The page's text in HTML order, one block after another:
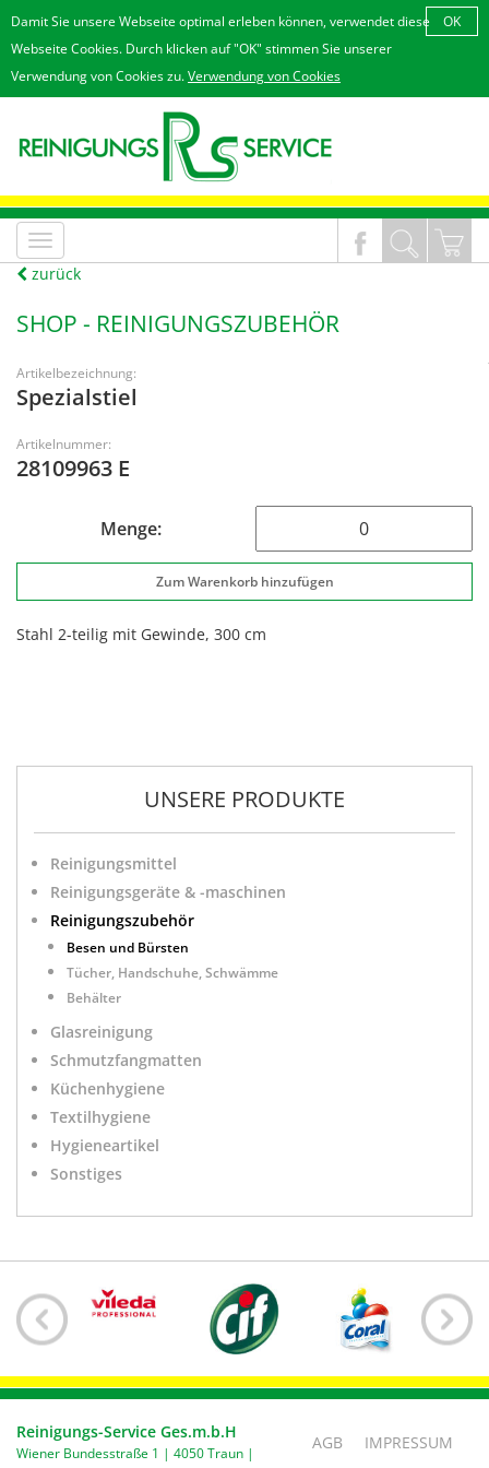
Damit Sie unsere Webseite optimal erleben können, verwendet diese
Webseite Cookies. Durch klicken auf "OK" stimmen Sie unserer
Verwendung von Cookies zu.Verwendung von Cookies
OK
MenÃ¼
an/aus
zurück
SHOP - REINIGUNGSZUBEHÖR
Artikelbezeichnung:
Spezialstiel
Artikelnummer:
28109963 E
Menge:
Stahl 2-teilig mit Gewinde, 300 cm
UNSERE PRODUKTE
Reinigungsmittel
Reinigungsgeräte & -maschinen
Reinigungszubehör
Besen und Bürsten
Tücher, Handschuhe, Schwämme
Behälter
Glasreinigung
Schmutzfangmatten
Küchenhygiene
Textilhygiene
Hygieneartikel
Sonstiges
Reinigungs-Service Ges.m.b.H
Wiener Bundesstraße 1 | 4050 Traun |
AGB IMPRESSUM